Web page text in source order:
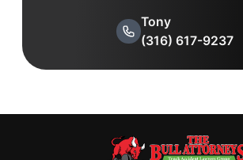
Tony
(316) 617-9237